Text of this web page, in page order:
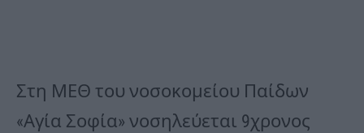
Στη ΜΕΘ του νοσοκομείου Παίδων
«Αγία Σοφία» νοσηλεύεται 9χρονος